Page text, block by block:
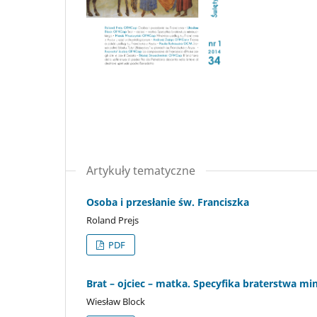
Artykuły tematyczne
Osoba i przesłanie św. Franciszka
Roland Prejs
PDF
Brat – ojciec – matka. Specyfika braterstwa
Wiesław Block